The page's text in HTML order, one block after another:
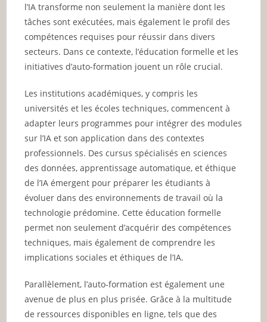
l’IA transforme non seulement la manière dont les
tâches sont exécutées, mais également le profil des
compétences requises pour réussir dans divers
secteurs. Dans ce contexte, l’éducation formelle et les
initiatives d’auto-formation jouent un rôle crucial.
Les institutions académiques, y compris les
universités et les écoles techniques, commencent à
adapter leurs programmes pour intégrer des modules
sur l’IA et son application dans des contextes
professionnels. Des cursus spécialisés en sciences
des données, apprentissage automatique, et éthique
de l’IA émergent pour préparer les étudiants à
évoluer dans des environnements de travail où la
technologie prédomine. Cette éducation formelle
permet non seulement d’acquérir des compétences
techniques, mais également de comprendre les
implications sociales et éthiques de l’IA.
Parallèlement, l’auto-formation est également une
avenue de plus en plus prisée. Grâce à la multitude
de ressources disponibles en ligne, tels que des